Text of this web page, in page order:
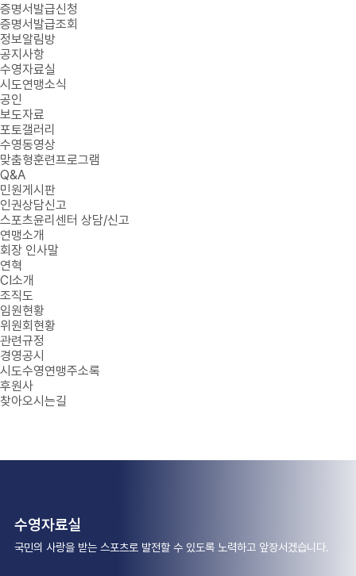
증명서발급신청
증명서발급조회
정보알림방
공지사항
수영자료실
시도연맹소식
공인
보도자료
포토갤러리
수영동영상
맞춤형훈련프로그램
Q&A
민원게시판
인권상담신고
스포츠윤리센터 상담/신고
연맹소개
회장 인사말
연혁
CI소개
조직도
임원현황
위원회현황
관련규정
경영공시
시도수영연맹주소록
후원사
찾아오시는길
수영자료실
국민의 사랑을 받는 스포츠로 발전할 수 있도록 노력하고 앞장서겠습니다.